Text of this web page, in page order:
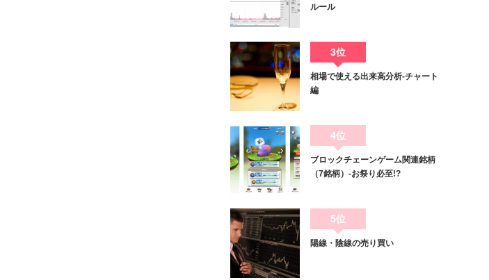
ルール
3位
相場で使える出来高分析-チャート
編
4位
ブロックチェーンゲーム関連銘柄
（7銘柄）-お祭り必至!?
5位
陽線・陰線の売り買い